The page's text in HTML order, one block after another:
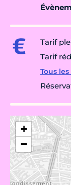
Tarif
Tarif
Tous
+
−